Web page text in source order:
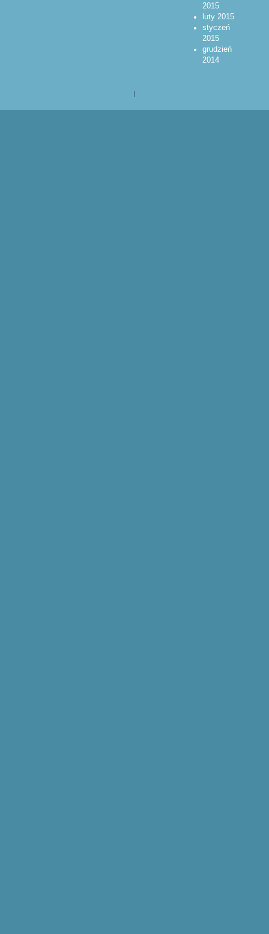
2015
luty 2015
styczeń
2015
grudzień
2014